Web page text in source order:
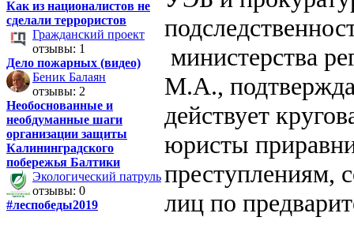
Как из националистов не
сделали террористов
Гражданский проект
отзывы: 1
Дело пожарных (видео)
Беник Балаян
отзывы: 2
Необоснованные и
необдуманные шаги
организации защиты
Калининградского
побережья Балтики
Экологический патруль
отзывы: 0
#леспобеды2019
министерства
М.А.,
действует
юристы
преступлениям,
лиц по